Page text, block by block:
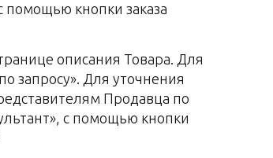
помощью кнопки заказа
описания Товара. Для
запросу». Для уточнения
Продавца по
с помощью кнопки